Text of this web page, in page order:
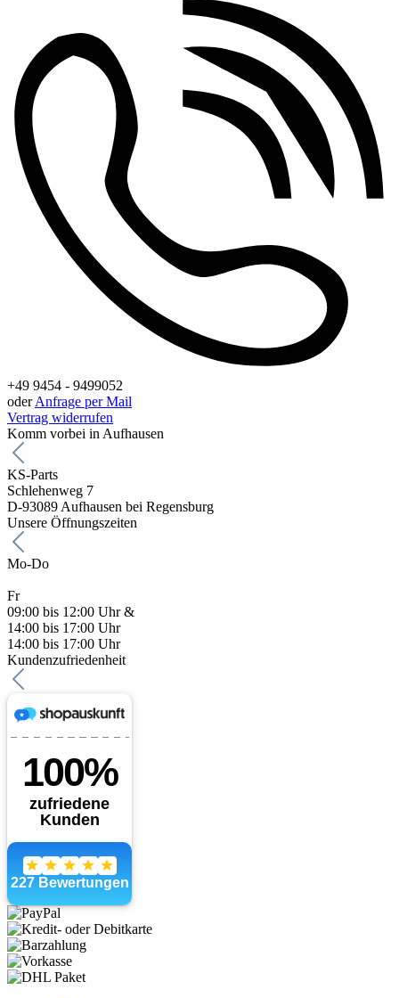
+49 9454 - 9499052
oderAnfrage per Mail
Vertrag widerrufen
Komm vorbei in Aufhausen
KS-Parts
Schlehenweg 7
D-93089 Aufhausen bei Regensburg
Unsere Öffnungszeiten
Mo-Do
Fr
09:00 bis 12:00 Uhr &
14:00 bis 17:00 Uhr
14:00 bis 17:00 Uhr
Kundenzufriedenheit